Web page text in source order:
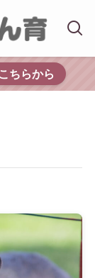
こちらから